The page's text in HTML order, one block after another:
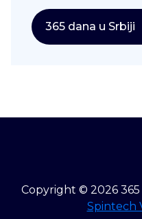
365 dana u Srbiji
Copyright © 2026
Spintech